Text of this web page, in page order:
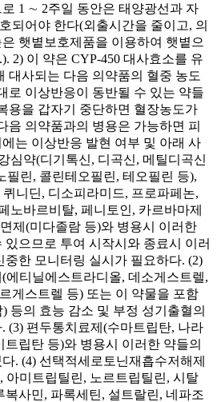
1 ∼ 2주일 동안은 태양광선과 자
되어야 한다(외출시간을 줄이고, 의
햇볕보호제품을 이용하여 햇볕으
2) 이 약은 CYP-450 대사효소를 유
대사되는 다음 의약품의 혈중 농도
로 이상반응이 동반될 수 있는 약들
용을 갑자기 중단하면 혈장농도가
음 의약품과의 병용은 가능하면 피
는 이상반응 발현 여부 및 아래 사
심약(디기톡신, 디곡신, 메틸디곡신
필린, 콜린테오필린, 테오필린 등),
니딘, 디소피라미드, 프로파페논,
노바르비탈, 페니토인, 카르바마제
제(미다졸람 등)와 병용시 이러한
으므로 투여 시작시와 종료시 이러
중한 모니터링 실시가 필요하다. (2)
에티닐에스트라디올, 데소게스트렐,
게스트렐 등) 또는 이 약물을 포함
등의 효능 감소 및 부정 성기출혈의
(3) 편두통치료제(수마트립탄, 나라
트립탄 등)와 병용시 이러한 약들의
. (4) 선택적세로토닌재흡수저해제
아미트립틸린, 노르트립틸린, 시탈
복사민, 파록세틴, 설트랄린, 네파조